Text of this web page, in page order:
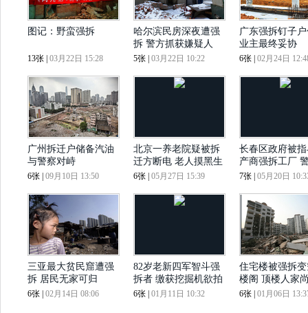
图记：野蛮强拆
13张 03月22日 15:28
哈尔滨民房深夜遭强
拆 警方抓获嫌疑人
5张 03月22日 10:22
广东强拆钉子
业主最终妥协
6张 02月24日
广州拆迁户储备汽油
与警察对峙
6张 09月10日 13:50
北京一养老院疑被拆
迁方断电 老人摸黑生
活
6张 05月27日 15:39
长春区政府被
产商强拆工厂
立案
7张 05月20日
三亚最大贫民窟遭强
拆 居民无家可归
6张 02月14日 08:06
82岁老新四军智斗强
拆者 缴获挖掘机欲拍
卖
6张 01月11日 10:32
住宅楼被强拆
楼阁 顶楼人家
迁
6张 01月06日